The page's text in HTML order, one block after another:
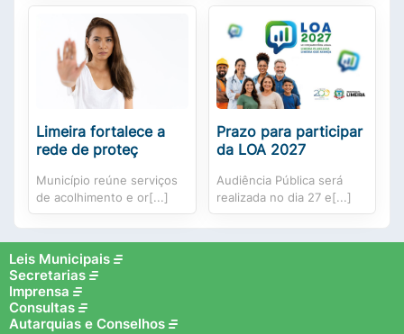
Limeira fortalece a
rede de proteç
Município reúne serviços
de acolhimento e or[...]
Prazo para participar
da LOA 2027
Audiência Pública será
realizada no dia 27 e[...]
Leis Municipais
Secretarias
Imprensa
Consultas
Autarquias e Conselhos